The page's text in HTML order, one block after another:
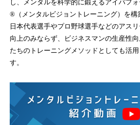
し、メンタルを科学的に鍛えるアイパフ
®（メンタルビジョントレーニング）を構
日本代表選手やプロ野球選手などのアス
向上のみならず、ビジネスマンの生産性
たちのトレーニングメソッドとしても活
す。